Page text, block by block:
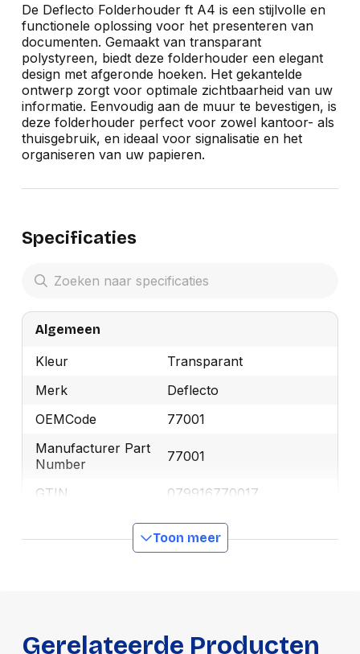
De Deflecto Folderhouder ft A4 is een stijlvolle en
functionele oplossing voor het presenteren van
documenten. Gemaakt van transparant
polystyreen, biedt deze folderhouder een elegant
design met afgeronde hoeken. Het gekantelde
ontwerp zorgt voor optimale zichtbaarheid van uw
informatie. Eenvoudig aan de muur te bevestigen, is
deze folderhouder perfect voor zowel kantoor- als
thuisgebruik, en ideaal voor signalisatie en het
organiseren van uw papieren.
Specificaties
Algemeen
Kleur
Transparant
Merk
Deflecto
OEMCode
77001
Manufacturer Part
Number
77001
GTIN 079916770017
Productformaat Toon meer
Gerelateerde Producten